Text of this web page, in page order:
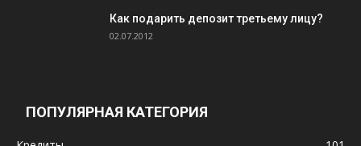
Как подарить депозит третьему лицу?
02.07.2012
ПОПУЛЯРНАЯ КАТЕГОРИЯ